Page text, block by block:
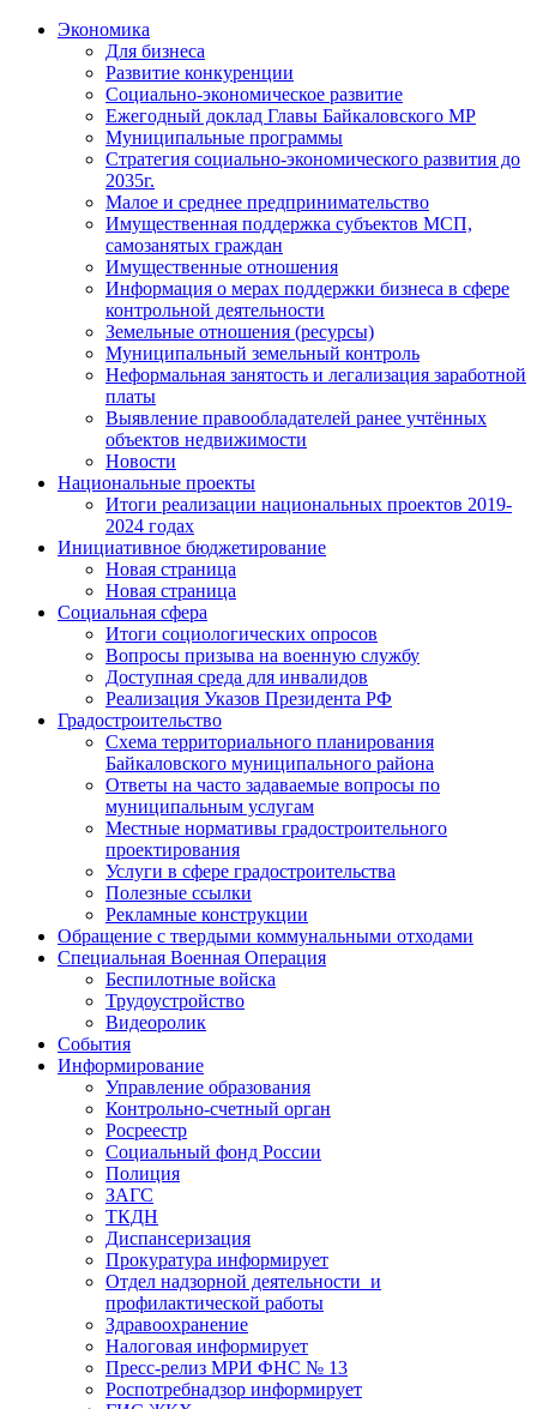
Экономика
Для бизнеса
Развитие конкуренции
Социально-экономическое развитие
Ежегодный доклад Главы Байкаловского МР
Муниципальные программы
Стратегия социально-экономического развития до
2035г.
Малое и среднее предпринимательство
Имущественная поддержка субъектов МСП,
самозанятых граждан
Имущественные отношения
Информация о мерах поддержки бизнеса в сфере
контрольной деятельности
Земельные отношения (ресурсы)
Муниципальный земельный контроль
Неформальная занятость и легализация заработной
платы
Выявление правообладателей ранее учтённых
объектов недвижимости
Новости
Национальные проекты
Итоги реализации национальных проектов 2019-
2024 годах
Инициативное бюджетирование
Новая страница
Новая страница
Социальная сфера
Итоги социологических опросов
Вопросы призыва на военную службу
Доступная среда для инвалидов
Реализация Указов Президента РФ
Градостроительство
Схема территориального планирования
Байкаловского муниципального района
Ответы на часто задаваемые вопросы по
муниципальным услугам
Местные нормативы градостроительного
проектирования
Услуги в сфере градостроительства
Полезные ссылки
Рекламные конструкции
Обращение с твердыми коммунальными отходами
Специальная Военная Операция
Беспилотные войска
Трудоустройство
Видеоролик
События
Информирование
Управление образования
Контрольно-счетный орган
Росреестр
Социальный фонд России
Полиция
ЗАГС
ТКДН
Диспансеризация
Прокуратура информирует
Отдел надзорной деятельности и
профилактической работы
Здравоохранение
Налоговая информирует
Пресс-релиз МРИ ФНС № 13
Роспотребнадзор информирует